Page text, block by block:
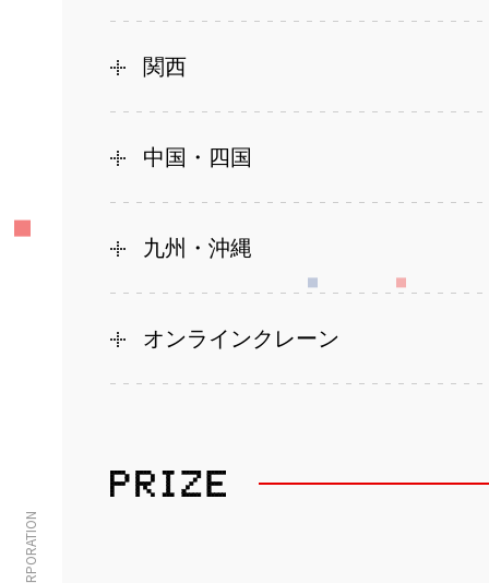
関西
中国・四国
九州・沖縄
オンラインクレーン